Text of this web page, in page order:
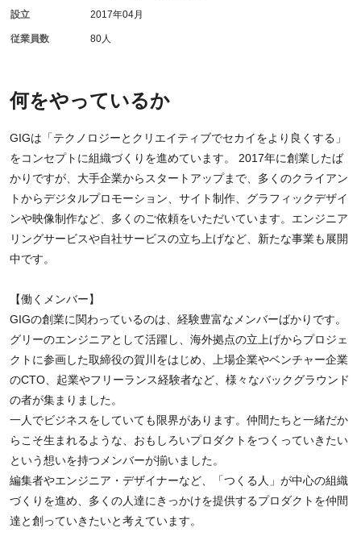
何をやっているか
GIGは「テクノロジーとクリエイティブでセカイをより良くする」
をコンセプトに組織づくりを進めています。 2017年に創業したば
かりですが、大手企業からスタートアップまで、多くのクライアン
トからデジタルプロモーション、サイト制作、グラフィックデザイ
ンや映像制作など、多くのご依頼をいただいています。エンジニア
リングサービスや自社サービスの立ち上げなど、新たな事業も展開
中です。
【働くメンバー】
GIGの創業に関わっているのは、経験豊富なメンバーばかりです。
グリーのエンジニアとして活躍し、海外拠点の立上げからプロジェ
クトに参画した取締役の賀川をはじめ、上場企業やベンチャー企業
のCTO、起業やフリーランス経験者など、様々なバックグラウンド
の者が集まりました。
一人でビジネスをしていても限界があります。仲間たちと一緒だか
らこそ生まれるような、おもしろいプロダクトをつくっていきたい
という想いを持つメンバーが揃いました。
編集者やエンジニア・デザイナーなど、「つくる人」が中心の組織
づくりを進め、多くの人達にきっかけを提供するプロダクトを仲間
達と創っていきたいと考えています。
設立 2017年04月
従業員数 80人